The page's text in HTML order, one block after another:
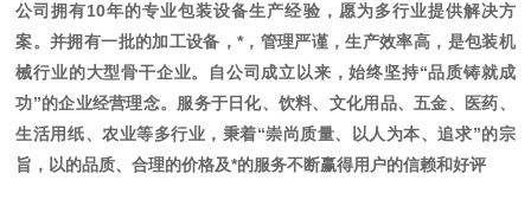
公司拥有10年的专业包装设备生产经验，愿为多行业提供解决方
案。并拥有一批的加工设备，*，管理严谨，生产效率高，是包装机
械行业的大型骨干企业。自公司成立以来，始终坚持“品质铸就成
功”的企业经营理念。服务于日化、饮料、文化用品、五金、医药、
生活用纸、农业等多行业，秉着“崇尚质量、以人为本、追求”的宗
旨，以的品质、合理的价格及*的服务不断赢得用户的信赖和好评